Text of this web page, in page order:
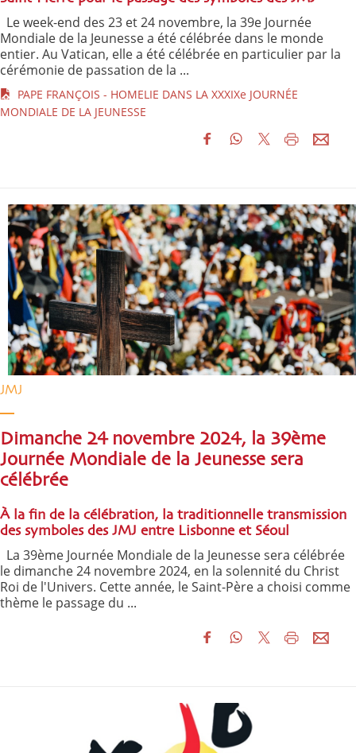
Le week-end des 23 et 24 novembre, la 39e Journée
Mondiale de la Jeunesse a été célébrée dans le monde
entier. Au Vatican, elle a été célébrée en particulier par la
cérémonie de passation de la ...
PAPE FRANÇOIS - HOMELIE DANS LA XXXIXe JOURNÉE
MONDIALE DE LA JEUNESSE
JMJ
Dimanche 24 novembre 2024, la 39ème
Journée Mondiale de la Jeunesse sera
célébrée
À la fin de la célébration, la traditionnelle transmission
des symboles des JMJ entre Lisbonne et Séoul
La 39ème Journée Mondiale de la Jeunesse sera célébrée
le dimanche 24 novembre 2024, en la solennité du Christ
Roi de l'Univers. Cette année, le Saint-Père a choisi comme
thème le passage du ...